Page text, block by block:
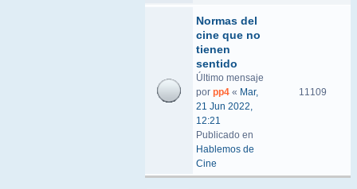
Normas del
cine que no
tienen
sentido
Último mensaje
por pp4 « Mar,
21 Jun 2022,
12:21
Publicado en
Hablemos de
Cine
11109